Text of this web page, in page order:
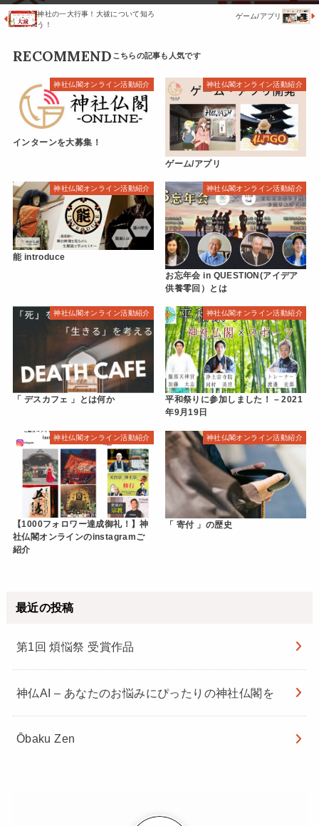
神社の一大行事！大祓について知ろ
う！
ゲーム/アプリ
RECOMMEND
神社仏閣オンライン活動紹介
インターンを大募集！
神社仏閣オンライン活動紹介
ゲーム/アプリ
神社仏閣オンライン活動紹介
能 introduce
神社仏閣オンライン活動紹介
お忘年会 in QUESTION(アイデア
供養零回）とは
神社仏閣オンライン活動紹介
「 デスカフェ 」とは何か
神社仏閣オンライン活動紹介
平和祭りに参加しました！ – 2021
年9月19日
神社仏閣オンライン活動紹介
【1000フォロワー達成御礼！】神
社仏閣オンラインのinstagramご
紹介
神社仏閣オンライン活動紹介
「 寄付 」の歴史
最近の投稿
第1回 煩悩祭 受賞作品
神仏AI – あなたのお悩みにぴったりの神社仏閣を
Ōbaku Zen